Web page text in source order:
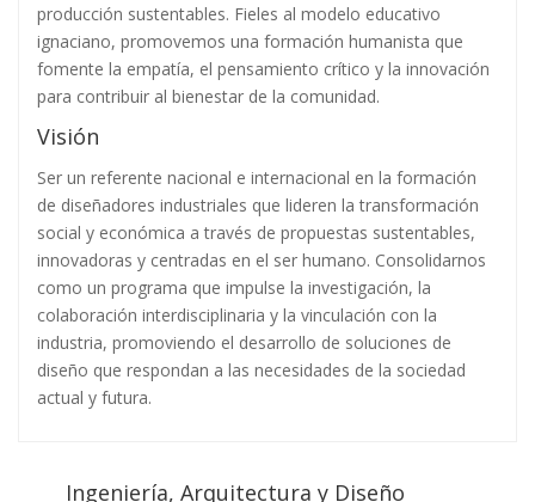
producción sustentables. Fieles al modelo educativo
ignaciano, promovemos una formación humanista que
fomente la empatía, el pensamiento crítico y la innovación
para contribuir al bienestar de la comunidad.
Visión
Ser un referente nacional e internacional en la formación
de diseñadores industriales que lideren la transformación
social y económica a través de propuestas sustentables,
innovadoras y centradas en el ser humano. Consolidarnos
como un programa que impulse la investigación, la
colaboración interdisciplinaria y la vinculación con la
industria, promoviendo el desarrollo de soluciones de
diseño que respondan a las necesidades de la sociedad
actual y futura.
Ingeniería, Arquitectura y Diseño